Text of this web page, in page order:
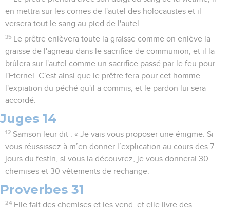
en mettra sur les cornes de l'autel des holocaustes et il
versera tout le sang au pied de l'autel.
35
Le prêtre enlèvera toute la graisse comme on enlève la
graisse de l'agneau dans le sacrifice de communion, et il la
brûlera sur l'autel comme un sacrifice passé par le feu pour
l'Eternel. C'est ainsi que le prêtre fera pour cet homme
l'expiation du péché qu'il a commis, et le pardon lui sera
accordé.
Juges 14
12 Samson leur dit : « Je vais vous proposer une énigme. Si
vous réussissez à m’en donner l’explication au cours des 7
jours du festin, si vous la découvrez, je vous donnerai 30
chemises et 30 vêtements de rechange.
Proverbes 31
24 Elle fait des chemises et les vend, et elle livre des